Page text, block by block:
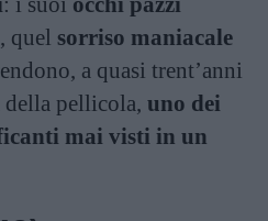
, quel sorriso maniacale
a quasi trent’anni
della pellicola, uno dei
mai visti in un